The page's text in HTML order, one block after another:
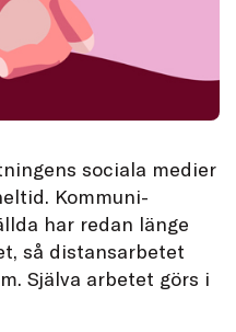
sociala medier
Kommuni-
har redan länge
så distansarbetet
Själva arbetet görs i